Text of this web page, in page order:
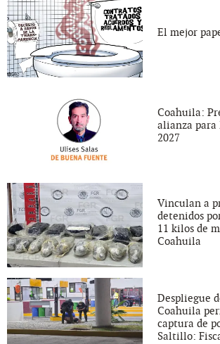
El mejor
Coahuila:
alianza para
2027
Vinculan a
detenidos
11 kilos de
Coahuila
Despliegue
Coahuila
captura de
Saltillo: